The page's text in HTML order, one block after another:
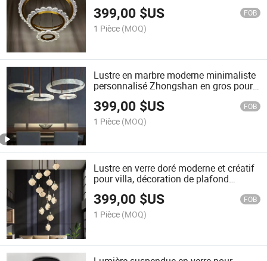
lustres en acrylique
399,00 $US FOB
1 Pièce (MOQ)
Lustre en marbre moderne minimaliste
personnalisé Zhongshan en gros pour
hôtel chambre luxe lumière pendante
en marbre naturel
399,00 $US FOB
1 Pièce (MOQ)
Lustre en verre doré moderne et créatif
pour villa, décoration de plafond
d'escalier de restaurant, lampe
suspendue longue en coquillage
399,00 $US FOB
1 Pièce (MOQ)